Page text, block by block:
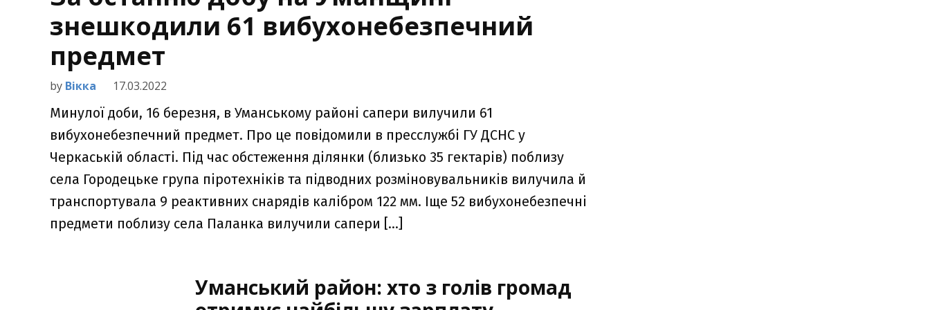
знешкодили 61 вибухонебезпечний
предмет
by Вікка 17.03.2022
Минулої доби, 16 березня, в Уманському районі сапери вилучили 61
вибухонебезпечний предмет. Про це повідомили в пресслужбі ГУ ДСНС у
Черкаській області. Під час обстеження ділянки (близько 35 гектарів) поблизу
села Городецьке група піротехніків та підводних розміновувальників вилучила й
транспортувала 9 реактивних снарядів калібром 122 мм. Іще 52 вибухонебезпечні
предмети поблизу села Паланка вилучили сапери […]
Уманський район: хто з голів громад